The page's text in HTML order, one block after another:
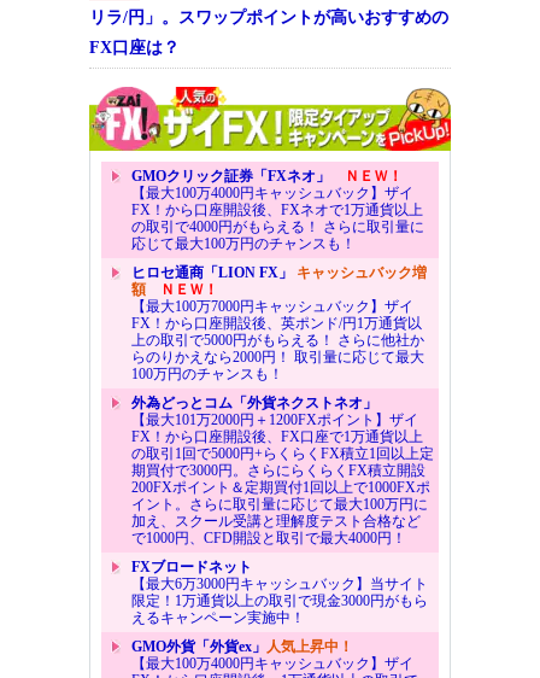
リラ/円」。スワップポイントが高いおすすめの
FX口座は？
GMOクリック証券「FXネオ」
ＮＥＷ！
【最大100万4000円キャッシュバック】ザイ
FX！から口座開設後、FXネオで1万通貨以上
の取引で4000円がもらえる！ さらに取引量に
応じて最大100万円のチャンスも！
ヒロセ通商「LION FX」 キャッシュバック増
額ＮＥＷ！
【最大100万7000円キャッシュバック】ザイ
FX！から口座開設後、英ポンド/円1万通貨以
上の取引で5000円がもらえる！ さらに他社か
らのりかえなら2000円！ 取引量に応じて最大
100万円のチャンスも！
外為どっとコム「外貨ネクストネオ」
【最大101万2000円＋1200FXポイント】ザイ
FX！から口座開設後、FX口座で1万通貨以上
の取引1回で5000円+らくらくFX積立1回以上定
期買付で3000円。さらにらくらくFX積立開設
200FXポイント＆定期買付1回以上で1000FXポ
イント。さらに取引量に応じて最大100万円に
加え、スクール受講と理解度テスト合格など
で1000円、CFD開設と取引で最大4000円！
FXブロードネット
【最大6万3000円キャッシュバック】当サイト
限定！1万通貨以上の取引で現金3000円がもら
えるキャンペーン実施中！
GMO外貨「外貨ex」 人気上昇中！
【最大100万4000円キャッシュバック】ザイ